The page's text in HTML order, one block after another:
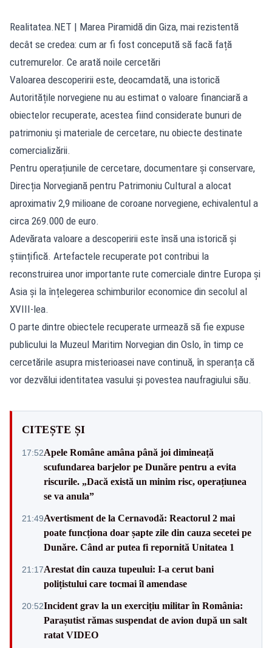
Realitatea.NET | Marea Piramidă din Giza, mai rezistentă
decât se credea: cum ar fi fost concepută să facă față
cutremurelor. Ce arată noile cercetări
Valoarea descoperirii este, deocamdată, una istorică
Autoritățile norvegiene nu au estimat o valoare financiară a
obiectelor recuperate, acestea fiind considerate bunuri de
patrimoniu și materiale de cercetare, nu obiecte destinate
comercializării.
Pentru operațiunile de cercetare, documentare și conservare,
Direcția Norvegiană pentru Patrimoniu Cultural a alocat
aproximativ 2,9 milioane de coroane norvegiene, echivalentul a
circa 269.000 de euro.
Adevărata valoare a descoperirii este însă una istorică și
științifică. Artefactele recuperate pot contribui la
reconstruirea unor importante rute comerciale dintre Europa și
Asia și la înțelegerea schimburilor economice din secolul al
XVIII-lea.
O parte dintre obiectele recuperate urmează să fie expuse
publicului la Muzeul Maritim Norvegian din Oslo, în timp ce
cercetările asupra misterioasei nave continuă, în speranța că
vor dezvălui identitatea vasului și povestea naufragiului său.
CITEȘTE ȘI
17:52Apele Române amâna până joi dimineață
scufundarea barjelor pe Dunăre pentru a evita
riscurile. „Dacă există un minim risc, operațiunea
se va anula”
21:49Avertisment de la Cernavodă: Reactorul 2 mai
poate funcționa doar șapte zile din cauza secetei pe
Dunăre. Când ar putea fi repornită Unitatea 1
21:17Arestat din cauza tupeului: I-a cerut bani
polițistului care tocmai îl amendase
20:52Incident grav la un exercițiu militar în România:
Parașutist rămas suspendat de avion după un salt
ratat VIDEO